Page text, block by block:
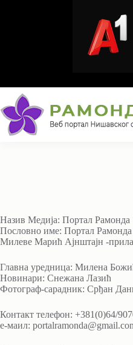
Назив Медија: Портал Рамонда
Пословно име: Портал
Милеве Марић Ајнштајн -
Главна уредница: Милена
Новинари: Снежана Лазић
Фотограф-сарадник: Срђан
Контакт телефон: +381(0)64/
е-маил: